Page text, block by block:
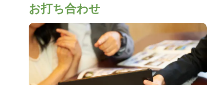
お打ち合わせ